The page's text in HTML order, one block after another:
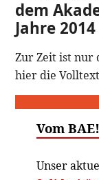
dem
Jahre 2014
Zur Zeit ist nur
hier die
Vom
Unser